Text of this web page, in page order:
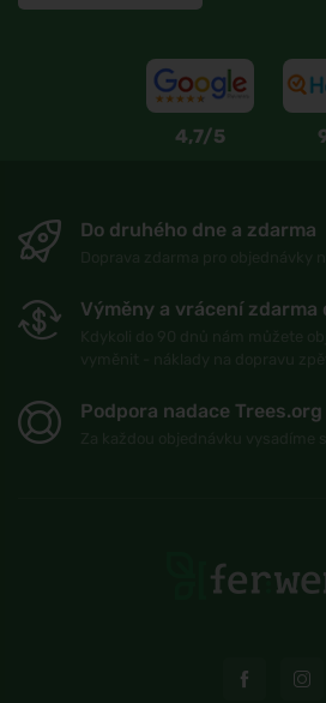
4,7/5
Do druhého dne a zdarma
Výměny a vrácení zdarma
Podpora nadace Trees.org